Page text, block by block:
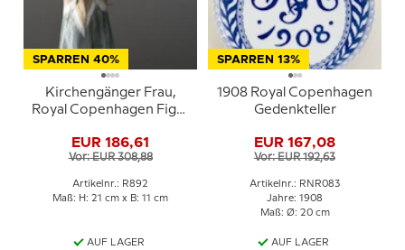
SPARREN 40%
Kirchengänger Frau,
Royal Copenhagen Figur
EUR 186,61
Vor: EUR 308,88
Artikelnr.: R892
Maß: H: 21 cm x B: 11 cm
AUF LAGER
SPARREN 13%
1908 Royal Copenhagen
Gedenkteller
EUR 167,08
Vor: EUR 192,63
Artikelnr.: RNR083
Jahre: 1908
Maß: Ø: 20 cm
AUF LAGER